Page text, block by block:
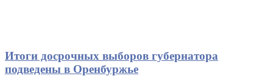
Итоги досрочных выборов губернатора
подведены в Оренбуржье